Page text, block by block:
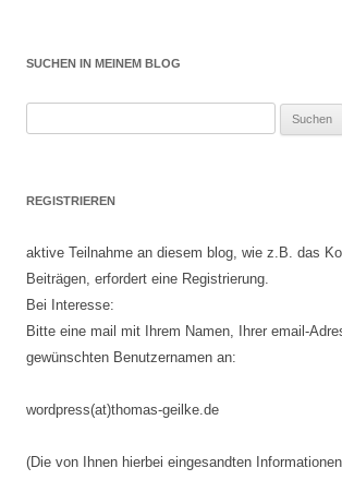
SUCHEN IN MEINEM BLOG
REGISTRIEREN
aktive Teilnahme an diesem blog, wie z.B. das
Beiträgen, erfordert eine Registrierung.
Bei Interesse:
Bitte eine mail mit Ihrem Namen, Ihrer email-
gewünschten Benutzernamen an:
wordpress(at)thomas-geilke.de
(Die von Ihnen hierbei eingesandten